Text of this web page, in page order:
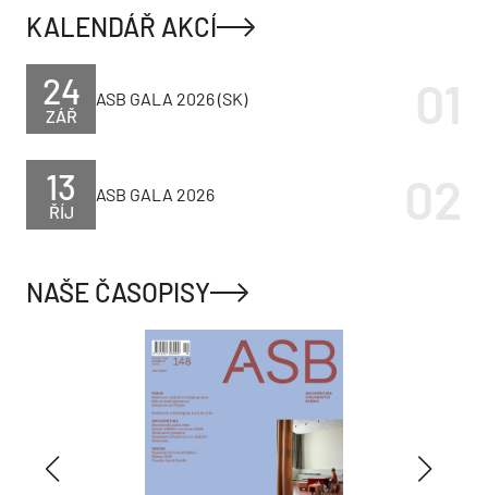
KALENDÁŘ AKCÍ
ZÁŘ
24 ASB GALA 2026 (SK)
ŘÍJ
13 ASB GALA 2026
NAŠE ČASOPISY